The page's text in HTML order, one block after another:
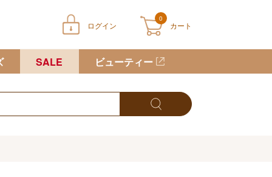
ログイン
0
カート
に商品が入っていません
SALE ビューティー